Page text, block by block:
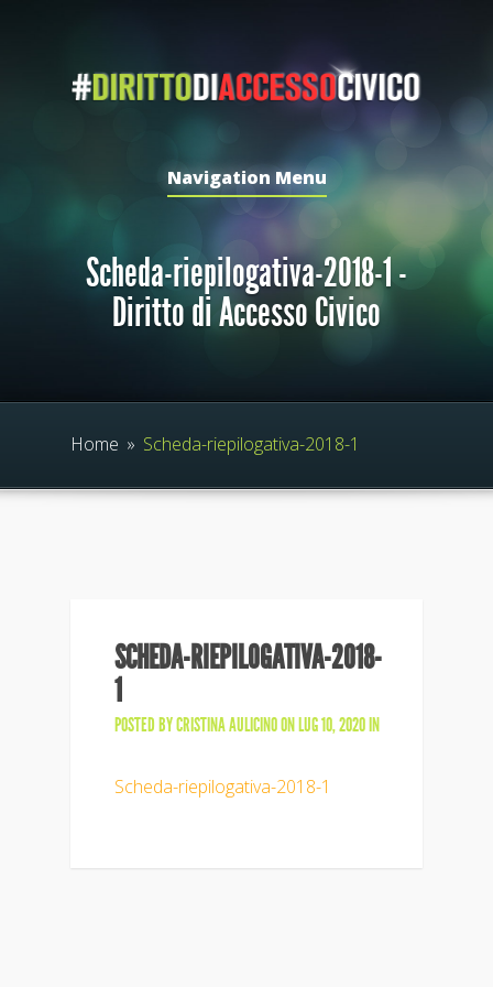
Navigation Menu
Scheda-riepilogativa-2018-1 -
Diritto di Accesso Civico
Home » Scheda-riepilogativa-2018-1
SCHEDA-RIEPILOGATIVA-2018-
1
POSTED BYCRISTINA AULICINOON LUG 10, 2020 IN
Scheda-riepilogativa-2018-1